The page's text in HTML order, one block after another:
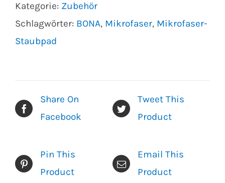
Kategorie: Zubehör
Schlagwörter: BONA, Mikrofaser, Mikrofaser-
Staubpad
Share On
Facebook
Tweet This
Product
Pin This
Product
Email This
Product